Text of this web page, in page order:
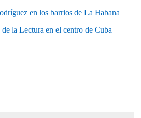
en los barrios de La Habana
la Lectura en el centro de Cuba